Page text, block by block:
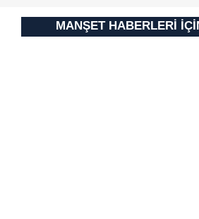
MANŞET HABERLERİ